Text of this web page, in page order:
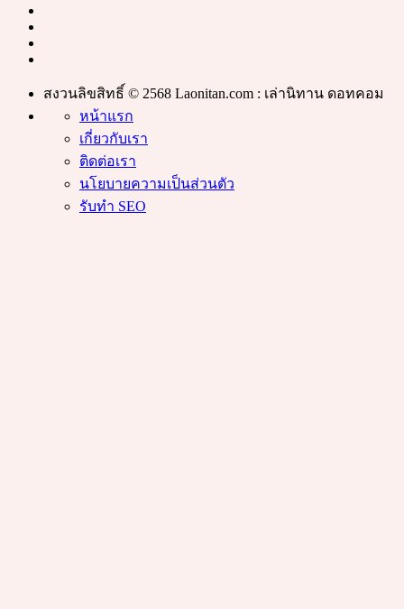
สงวนลิขสิทธิ์ © 2568 Laonitan.com : เล่านิทาน ดอทคอม
หน้าแรก
เกี่ยวกับเรา
ติดต่อเรา
นโยบายความเป็นส่วนตัว
รับทำ SEO